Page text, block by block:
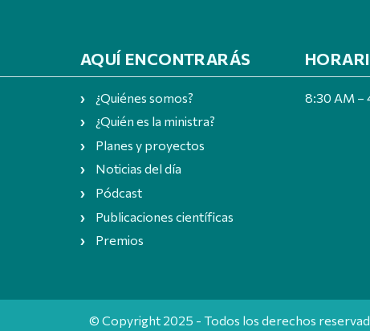
AQUÍ ENCONTRARÁS
¿Quiénes somos?
¿Quién es la ministra?
Planes y proyectos
Noticias del día
Pódcast
Publicaciones científicas
Premios
8:30 AM –
© Copyright 2025 - Todos los derechos